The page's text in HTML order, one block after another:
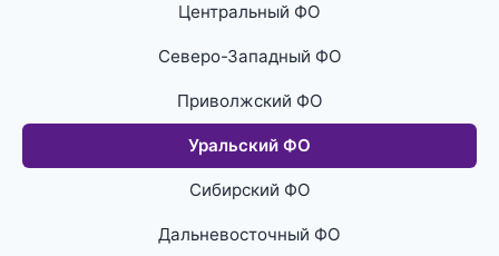
Центральный ФО
Северо-Западный ФО
Приволжский ФО
Уральский ФО
Сибирский ФО
Дальневосточный ФО